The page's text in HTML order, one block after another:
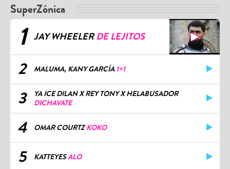
SuperZónica
1 JAY WHEELERDE LEJITOS
2 MALUMA, KANY GARCÍA 1+1
3
YA ICE DILAN X REY TONY X HELABUSADOR
DICHAVATE
4 OMAR COURTZKOKO
5 KATTEYESALO